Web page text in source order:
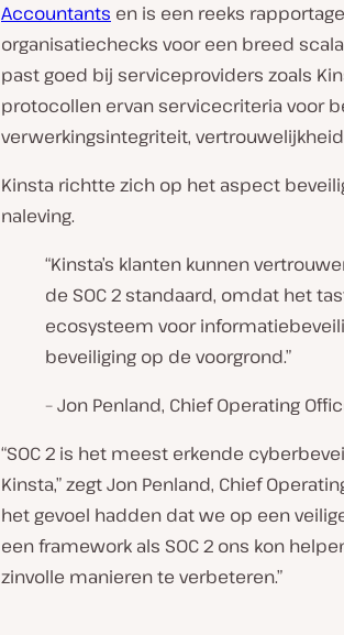
Accountants en is een reeks
organisatiechecks voor een breed
past goed bij serviceproviders zoals
protocollen ervan servicecriteria voor
verwerkingsintegriteit,
Kinsta richtte zich op het aspect
naleving.
“Kinsta’s klanten kunnen
de SOC 2 standaard, omdat het
ecosysteem voor
beveiliging op de voorgrond.”
– Jon Penland, Chief Operating
“SOC 2 is het meest erkende
Kinsta,” zegt Jon Penland, Chief
het gevoel hadden dat we op een
een framework als SOC 2 ons kon
zinvolle manieren te verbeteren.”